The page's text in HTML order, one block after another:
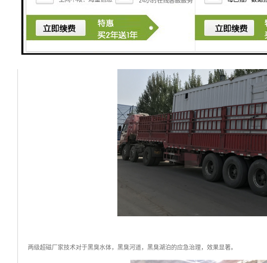
两级超磁厂家技术对于黑臭水体，黑臭河道，黑臭湖泊的应急治理，效果显著。